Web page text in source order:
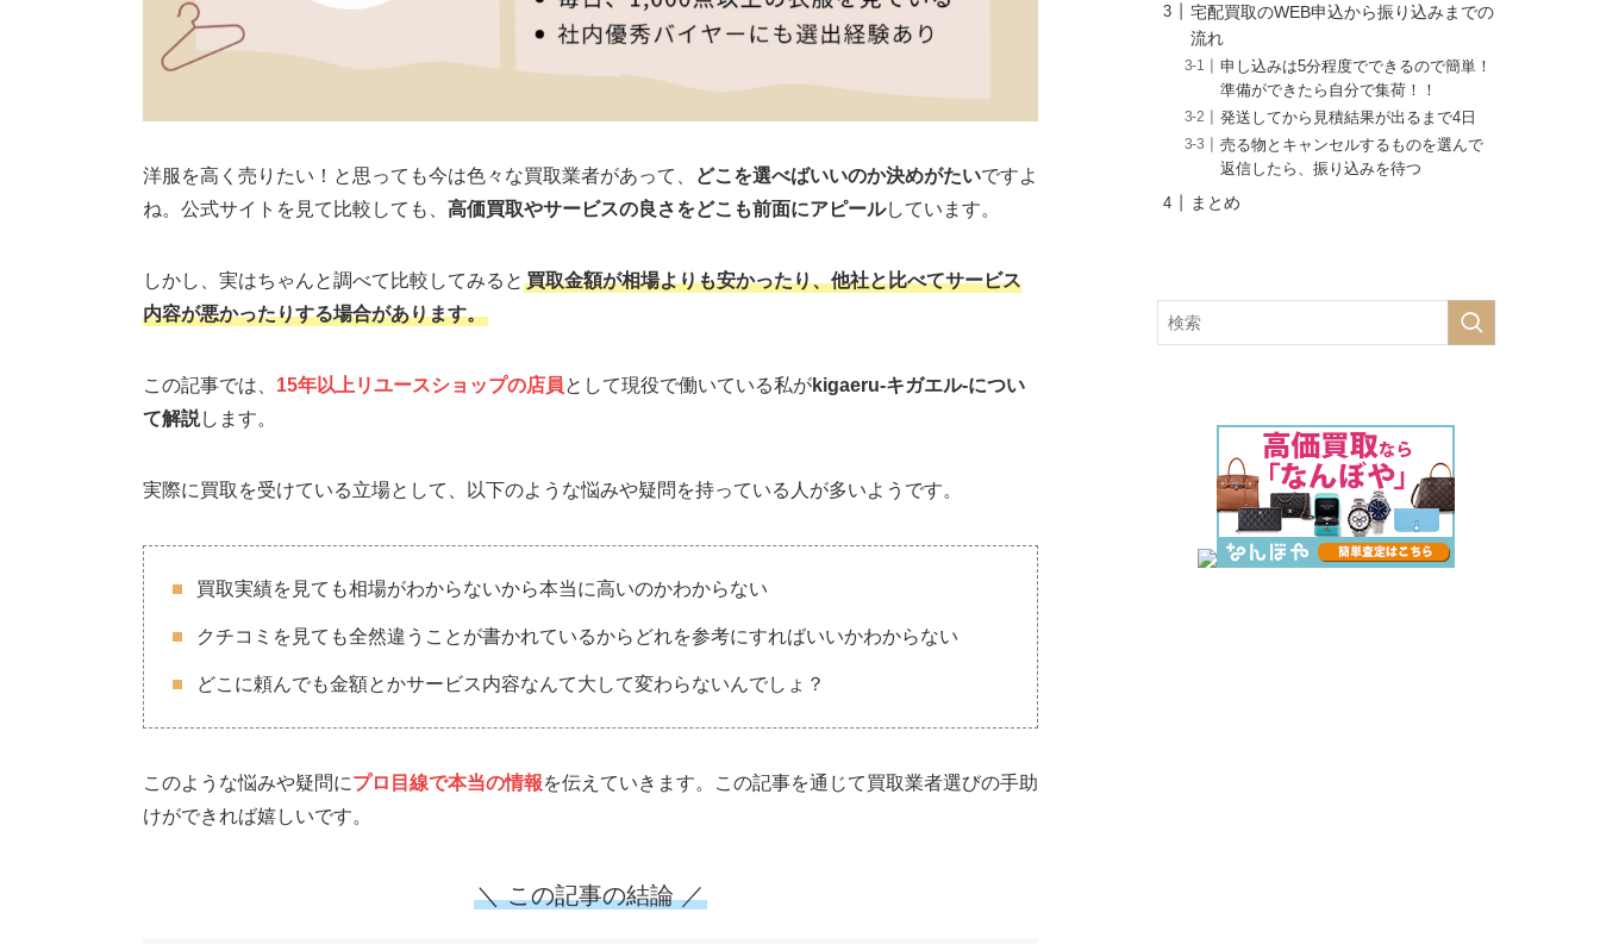
洋服を高く売りたい！と思っても今は色々な買取業者があって、 どこを選べばいいのか決めがたいですよ
ね。公式サイトを見て比較しても、 高価買取やサービスの良さをどこも前面にアピールしています。
しかし、実はちゃんと調べて比較してみると 買取金額が相場よりも安かったり、他社と比べてサービス
内容が悪かったりする場合があります。
この記事では、 15年以上リユースショップの店員として現役で働いている私がkigaeru-キガエル-につい
て解説します。
実際に買取を受けている立場として、以下のような悩みや疑問を持っている人が多いようです。
買取実績を見ても相場がわからないから本当に高いのかわからない
クチコミを見ても全然違うことが書かれているからどれを参考にすればいいかわからない
どこに頼んでも金額とかサービス内容なんて大して変わらないんでしょ？
このような悩みや疑問にプロ目線で本当の情報を伝えていきます。この記事を通じて買取業者選びの手助
けができれば嬉しいです。
＼ この記事の結論 ／
宅配買取のWEB申込から振り込みまでの
流れ
申し込みは5分程度でできるので簡単！
準備ができたら自分で集荷！！
発送してから見積結果が出るまで4日
売る物とキャンセルするものを選んで
返信したら、振り込みを待つ
まとめ